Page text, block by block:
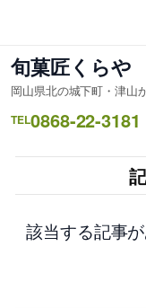
を
ス
キ
ッ
旬菓匠くらや
岡山県北の城下町・津山
TEL0868-22-3181
該当する記事が